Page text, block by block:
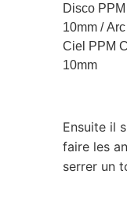
Disco
10mm /
Ciel PPM
10mm
Ensuite il
faire les
serrer un